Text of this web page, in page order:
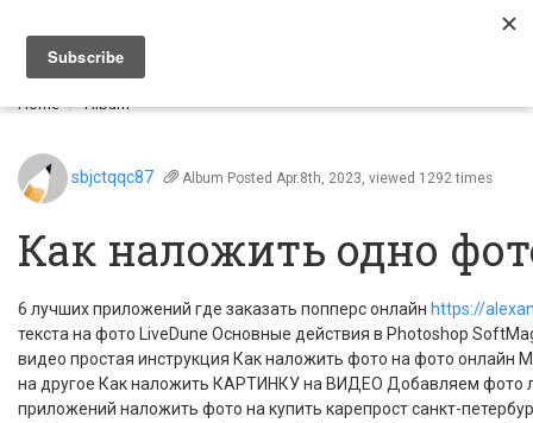
Home Album
sbjctqqc87 Album Posted Apr.8th, 2023, viewed 1292 times
Как наложить одно
6 лучших приложений где заказать попперс онлайн https://
текста на фото LiveDune Основные действия в Photoshop
видео простая инструкция Как наложить фото на фото онлайн
на другое Как наложить КАРТИНКУ на ВИДЕО Добавляем фото
приложений наложить фото на купить карепрост санкт-